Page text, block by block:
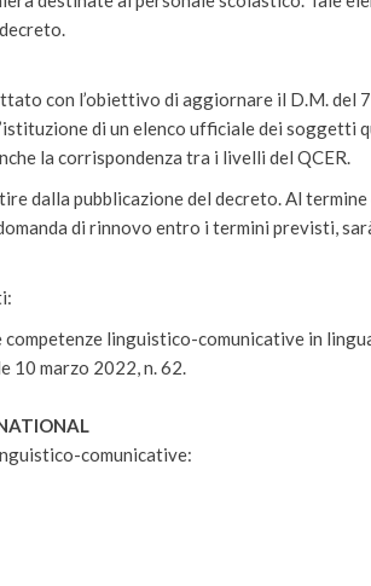
con l’obiettivo di aggiornare il D.M. del
di un elenco ufficiale dei soggetti
la corrispondenza tra i livelli del QCER.
dalla pubblicazione del decreto. Al
di rinnovo entro i termini previsti,
linguistico-comunicative in
10 marzo 2022, n. 62.
comunicative: